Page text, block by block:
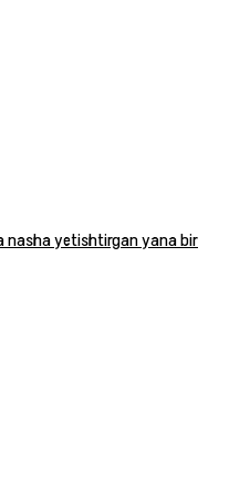
nasha yetishtirgan yana bir